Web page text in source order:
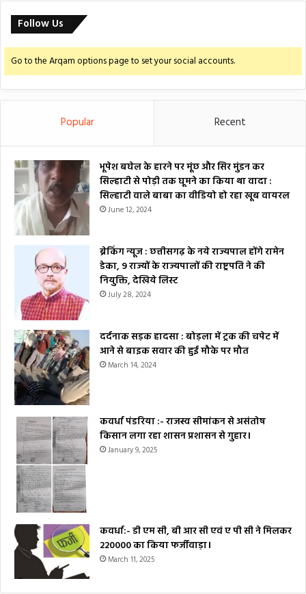
Follow Us
Go to the Arqam options page to set your social accounts.
Popular Recent
भूपेश बघेल के हारने पर मूंछ और सिर मुंडन कर
सिल्हाटी से पोड़ी तक घूमने का किया था वादा :
सिल्हाटी वाले बाबा का वीडियो हो रहा खूब वायरल
June 12, 2024
ब्रेकिंग न्यूज : छत्तीसगढ़ के नये राज्यपाल होंगे रामेन
डेका, 9 राज्यों के राज्यपालों की राष्ट्रपति ने की
नियुक्ति, देखिये लिस्ट
July 28, 2024
दर्दनाक सड़क हादसा : बोड़ला में ट्रक की चपेट में
आने से बाइक सवार की हुई मौके पर मौत
March 14, 2024
कवर्धा पंडरिया :- राजस्व सीमांकन से असंतोष
किसान लगा रहा शासन प्रशासन से गुहार।
January 9, 2025
कवर्धा:- डी एम सी, बी आर सी एवं ए पी सी ने मिलकर
₹220000 का किया फर्जीवाड़ा।
March 11, 2025